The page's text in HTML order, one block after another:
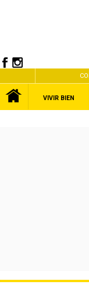
VIVIR BIEN